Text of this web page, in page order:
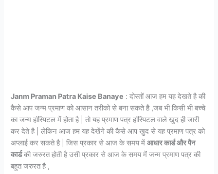
Janm Praman Patra Kaise Banaye : दोस्तों आज हम यह देखते है की
कैसे आप जन्म प्रमाण को आसान तरीको से बना सकते है ,जब भी किसी भी बच्चे
का जन्म हॉस्पिटल में होता है | तो यह प्रमाण पत्र हॉस्पिटल वाले खुद ही जारी
कर देते है | लेकिन आज हम यह देखेंगे की कैसे आप खुद से यह प्रमाण पत्र को
अप्लाई कर सकते है | जिस प्रकार से आज के समय मेंआधार कार्ड और पैन
कार्डकी जरुरत होती है उसी प्रकार से आज के समय में जन्म प्रमाण पत्र की
बहुत जरुरत है ,